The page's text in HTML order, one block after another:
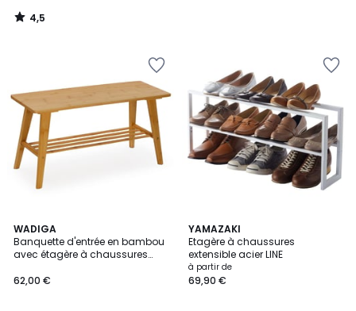
4,5
/
WADIGA
Banquette d'entrée en bambou
avec étagère à chaussures
62,00 €
YAMAZAKI
Etagère à chaussures
extensible acier LINE
à partir de
69,90 €
2
Couleurs